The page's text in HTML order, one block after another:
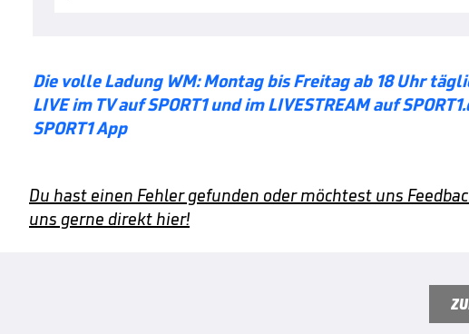
Die volle Ladung WM: Montag bis Freitag ab 18 Uhr
LIVE im TV auf SPORT1 und im LIVESTREAM auf
SPORT1 App
Du hast einen Fehler gefunden oder möchtest uns
uns gerne direkt hier!